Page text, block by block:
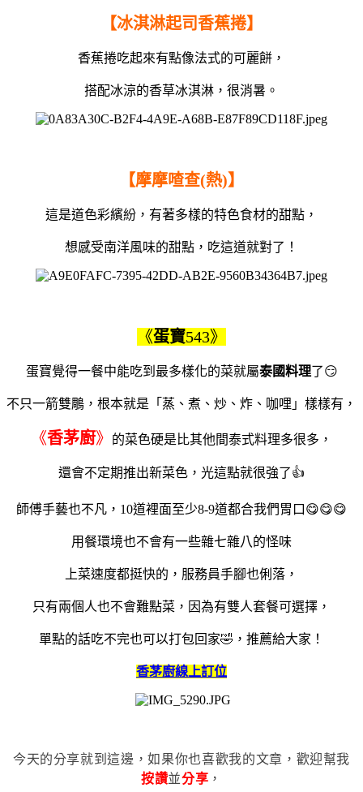
【冰淇淋起司香蕉捲】
香蕉捲吃起來有點像法式的可麗餅，
搭配冰涼的香草冰淇淋，很消暑。
【摩摩喳查(熱)】
這是道色彩繽紛，有著多樣的特色食材的甜點，
想感受南洋風味的甜點，吃這道就對了！
《蛋寶543》
蛋寶覺得一餐中能吃到最多樣化的菜就屬泰國料理了😏
不只一箭雙鵰，根本就是「蒸、煮、炒、炸、咖哩」樣樣有，
《香茅廚》 的菜色硬是比其他間泰式料理多很多，
還會不定期推出新菜色，光這點就很強了👍
師傅手藝也不凡，10道裡面至少8-9道都合我們胃口😋😋😋
用餐環境也不會有一些雜七雜八的怪味
上菜速度都挺快的，服務員手腳也俐落，
只有兩個人也不會難點菜，因為有雙人套餐可選擇，
單點的話吃不完也可以打包回家🤣，推薦給大家！
香茅廚線上訂位
今天的分享就到這邊，如果你也喜歡我的文章，歡迎幫我
按讚並分享 ，